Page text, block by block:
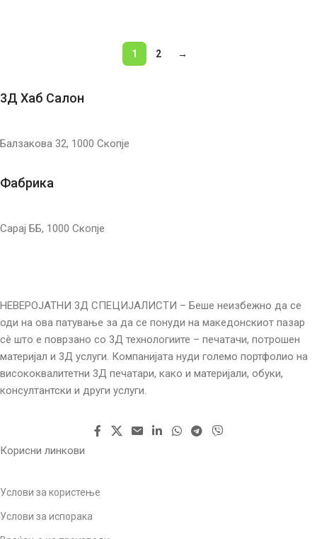
1 2 →
3Д Хаб Салон
Балзакова 32, 1000 Скопје
Фабрика
Сарај ББ, 1000 Скопје
НЕВЕРОЈАТНИ 3Д СПЕЦИЈАЛИСТИ – Беше неизбежно да се
оди на ова патување за да се понуди на македонскиот пазар
сè што е поврзано со 3Д технологиите – печатачи, потрошен
материјал и 3Д услуги. Компанијата нуди големо портфолио на
висококвалитетни 3Д печатари, како и материјали, обуки,
консултантски и други услуги.
Корисни линкови
Услови за користење
Услови за испорака